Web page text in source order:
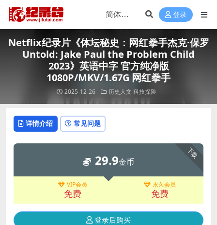
登录
Netflix纪录片《体坛秘史：网红拳手杰克·保罗
Untold: Jake Paul the Problem Child
2023》英语中字 官方纯净版
1080P/MKV/1.67G 网红拳手
2025-12-26 历史人文 科技探险
详情介绍 常见问题
下载
29.9金币
VIP会员
免费
永久会员
免费
登录后购买